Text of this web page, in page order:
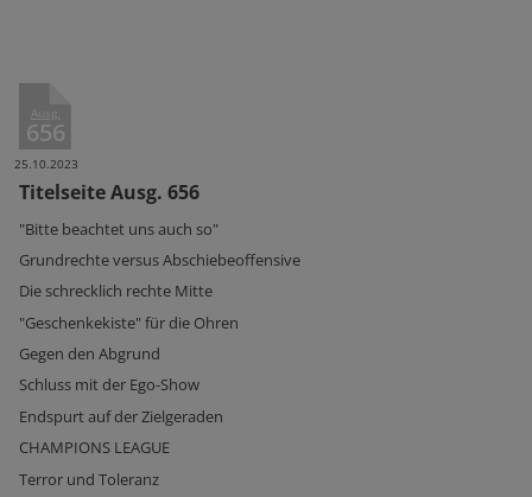
Ausg.
656
25.10.2023
Titelseite Ausg. 656
"Bitte beachtet uns auch so"
Grundrechte versus Abschiebeoffensive
Die schrecklich rechte Mitte
"Geschenkekiste" für die Ohren
Gegen den Abgrund
Schluss mit der Ego-Show
Endspurt auf der Zielgeraden
CHAMPIONS LEAGUE
Terror und Toleranz